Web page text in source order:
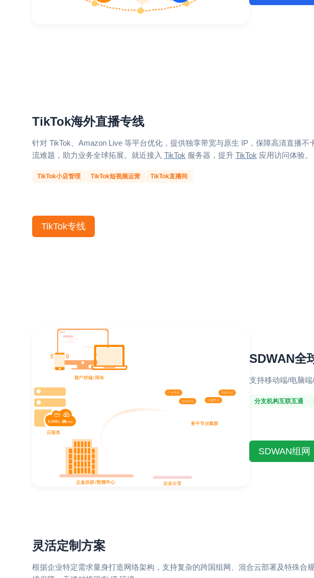
TikTok海外直播专线
针对 TikTok、Amazon Live 等平台优化，提供独享带宽与原生 IP，保障高清直播不
流难题，助力业务全球拓展。就近接入 TikTok 服务器，提升 TikTok 应用访问体验。
TikTok小店管理 TikTok短视频运营 TikTok直播间
TikTok专线
SDWAN全
支持移动端/电脑
分支机构互联互通
SDWAN组网
灵活定制方案
根据企业特定需求量身打造网络架构，支持复杂的跨国组网、混合云部署及特殊合